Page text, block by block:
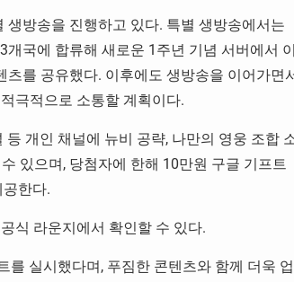
생방송을 진행하고 있다. 특별 생방송에서는
개국에 합류해 새로운 1주년 기념 서버에서
를 공유했다. 이후에도 생방송을 이어가면
극적으로 소통할 계획이다.
등 개인 채널에 뉴비 공략, 나만의 영웅 조합
있으며, 당첨자에 한해 10만원 구글 기프트
한다.
식 라운지에서 확인할 수 있다.
실시했다며, 푸짐한 콘텐츠와 함께 더욱 업